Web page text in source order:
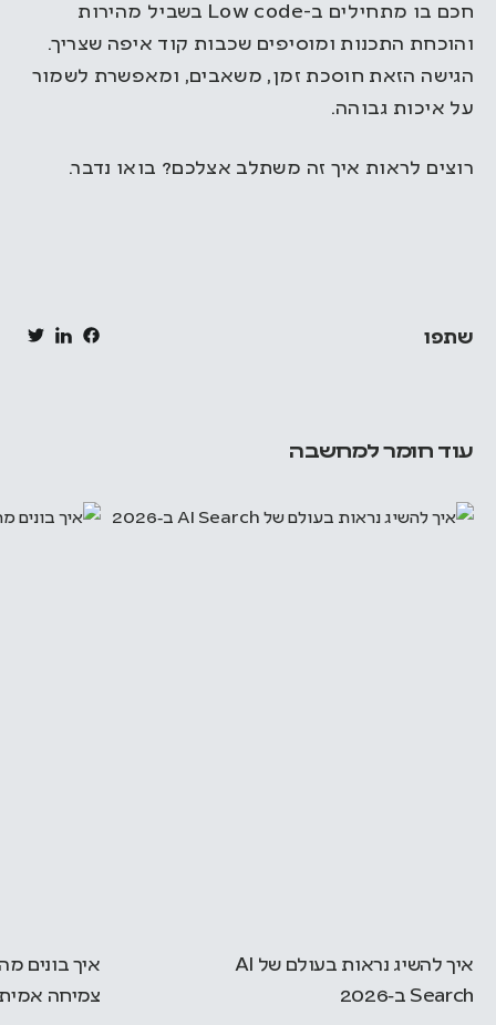
חכם בו מתחילים ב-Low code בשביל מהירות
והוכחת התכנות ומוסיפים שכבות קוד איפה שצריך.
הגישה הזאת חוסכת זמן, משאבים, ומאפשרת לשמור
על איכות גבוהה.
רוצים לראות איך זה משתלב אצלכם? בואו נדבר.
שתפו
עוד חומר למחשבה
איך להשיג נראות בעולם של AI
Search ב‑2026
צמיחה